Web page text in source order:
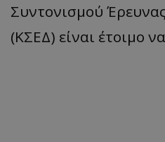
Συντονισμού
(ΚΣΕΔ) είναι έτοιμο